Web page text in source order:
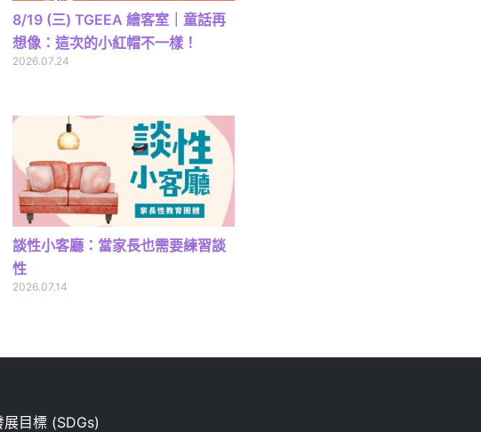
8/19 (三) TGEEA 繪客室｜童話再
想像：這次的小紅帽不一樣！
2026.07.24
談性小客廳：當家長也需要練習談
性
2026.07.14
目標 (SDGs)